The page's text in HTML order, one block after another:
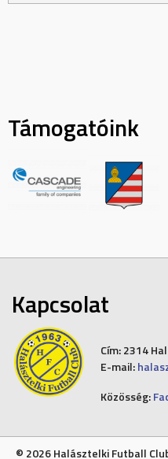
Támogatóink
Kapcsolat
Cím:2314
E-mail:
Közösség:
© 2026 Halásztelki Futball